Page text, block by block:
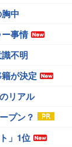
中
事情
不明
が決定
リアル
プン？
」1位